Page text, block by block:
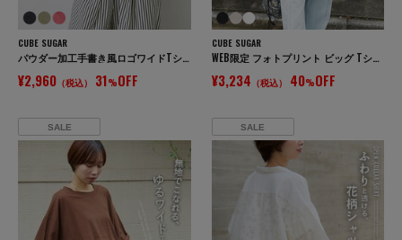
CUBE SUGAR
パウダー加工手書き風ロゴワイドTシャツ
¥2,960 （税込） 31%OFF
CUBE SUGAR
WEB限定 フォトプリント ビッグ Tシャツ
¥3,234 （税込） 40%OFF
SALE SALE